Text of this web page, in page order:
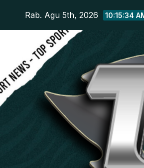
Rab. Agu 5th, 2026 10:15:35